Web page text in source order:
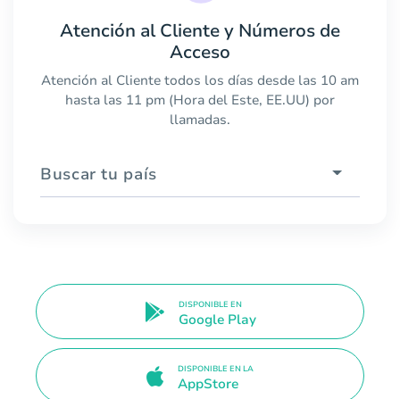
Atención al Cliente y Números de
Acceso
Atención al Cliente todos los días desde las 10 am
hasta las 11 pm (Hora del Este, EE.UU) por
llamadas.
Buscar tu país
DISPONIBLE EN
Google Play
DISPONIBLE EN LA
AppStore